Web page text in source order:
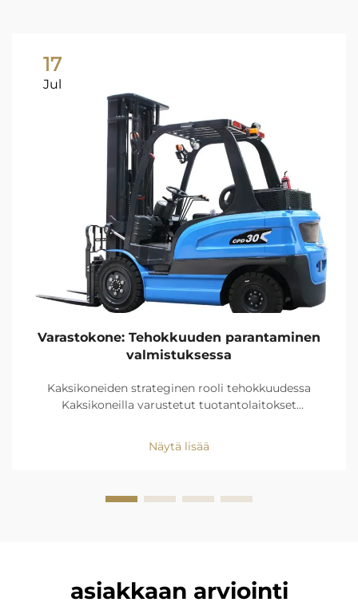
17
Jul
Varastokone: Tehokkuuden parantaminen
valmistuksessa
Kaksikoneiden strateginen rooli tehokkuudessa
Kaksikoneilla varustetut tuotantolaitokset
prosenttia nopeampi kuin manuaalisessa
toiminnassa. Nämä koneet optimoivat työn
Näytä lisää
asiakkaan arviointi